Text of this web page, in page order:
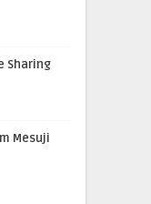
Sharing
Mesuji